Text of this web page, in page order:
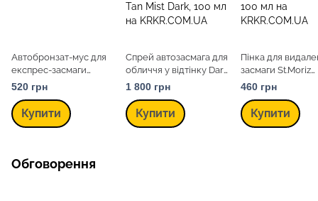
Автобронзат-мус для
експрес-засмаги
St.Moriz Fast Tan, 200
520 грн
Купити
Спрей автозасмага для
обличчя у відтінку Dark
Bali Body Face Tan Mist
Dark, 100 мл
1 800 грн
Купити
Пінка для
засмаги St.Moriz
Professional Self
Remover, 100 мл
460 грн
Купити
Обговорення